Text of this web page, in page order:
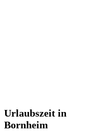
Urlaubszeit
in
Bornheim
Urlaubszeit in
Bornheim